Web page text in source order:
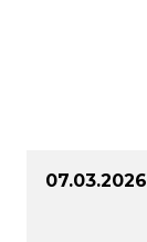
07.03.2026